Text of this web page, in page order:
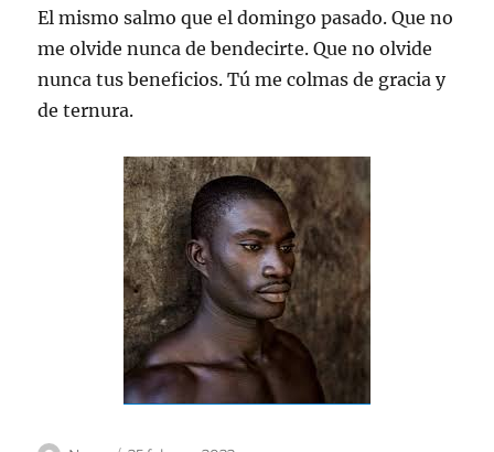
El mismo salmo que el domingo pasado. Que no
me olvide nunca de bendecirte. Que no olvide
nunca tus beneficios. Tú me colmas de gracia y
de ternura.